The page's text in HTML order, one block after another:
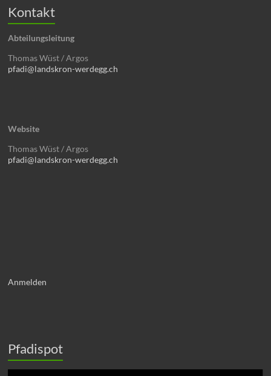
Kontakt
Abteilungsleitung
Thomas Wüst / Argos
pfadi@landskron-werdegg.ch
Website
Thomas Wüst / Argos
pfadi@landskron-werdegg.ch
Anmelden
Pfadispot